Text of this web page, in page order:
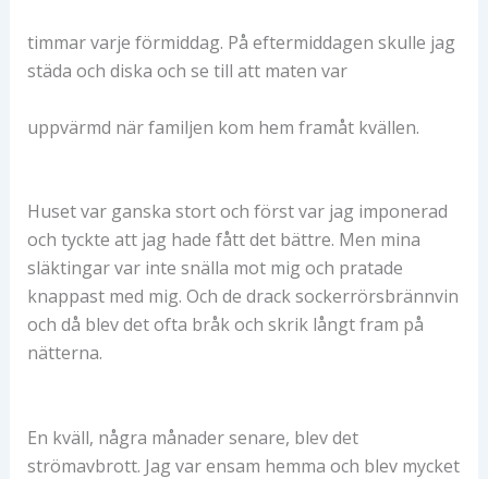
timmar varje förmiddag. På eftermiddagen skulle jag
städa och diska och se till att maten var
uppvärmd när familjen kom hem framåt kvällen.
Huset var ganska stort och först var jag imponerad
och tyckte att jag hade fått det bättre. Men mina
släktingar var inte snälla mot mig och pratade
knappast med mig. Och de drack sockerrörsbrännvin
och då blev det ofta bråk och skrik långt fram på
nätterna.
En kväll, några månader senare, blev det
strömavbrott. Jag var ensam hemma och blev mycket